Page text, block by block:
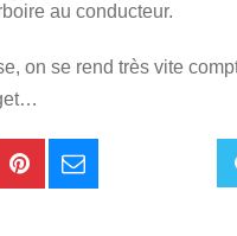
au conducteur.
on se rend très vite